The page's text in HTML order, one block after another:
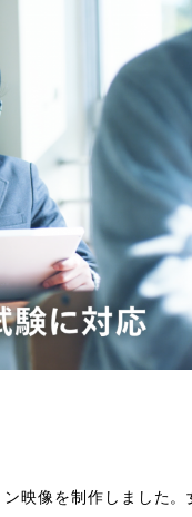
映像を制作しました